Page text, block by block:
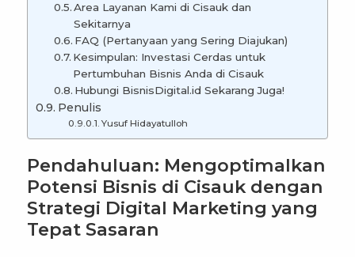
Area Layanan Kami di Cisauk dan
Sekitarnya
FAQ (Pertanyaan yang Sering Diajukan)
Kesimpulan: Investasi Cerdas untuk
Pertumbuhan Bisnis Anda di Cisauk
Hubungi BisnisDigital.id Sekarang Juga!
Penulis
Yusuf Hidayatulloh
Pendahuluan: Mengoptimalkan
Potensi Bisnis di Cisauk dengan
Strategi Digital Marketing yang
Tepat Sasaran